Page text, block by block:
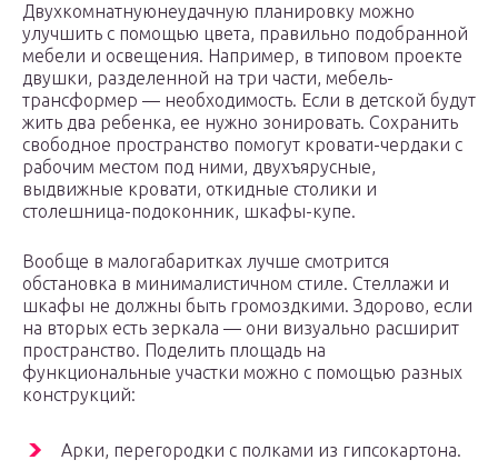
Двухкомнатнуюнеудачную планировку можно
улучшить с помощью цвета, правильно подобранной
мебели и освещения. Например, в типовом проекте
двушки, разделенной на три части, мебель-
трансформер — необходимость. Если в детской будут
жить два ребенка, ее нужно зонировать. Сохранить
свободное пространство помогут кровати-чердаки с
рабочим местом под ними, двухъярусные,
выдвижные кровати, откидные столики и
столешница-подоконник, шкафы-купе.
Вообще в малогабаритках лучше смотрится
обстановка в минималистичном стиле. Стеллажи и
шкафы не должны быть громоздкими. Здорово, если
на вторых есть зеркала — они визуально расширит
пространство. Поделить площадь на
функциональные участки можно с помощью разных
конструкций:
Арки, перегородки с полками из гипсокартона.